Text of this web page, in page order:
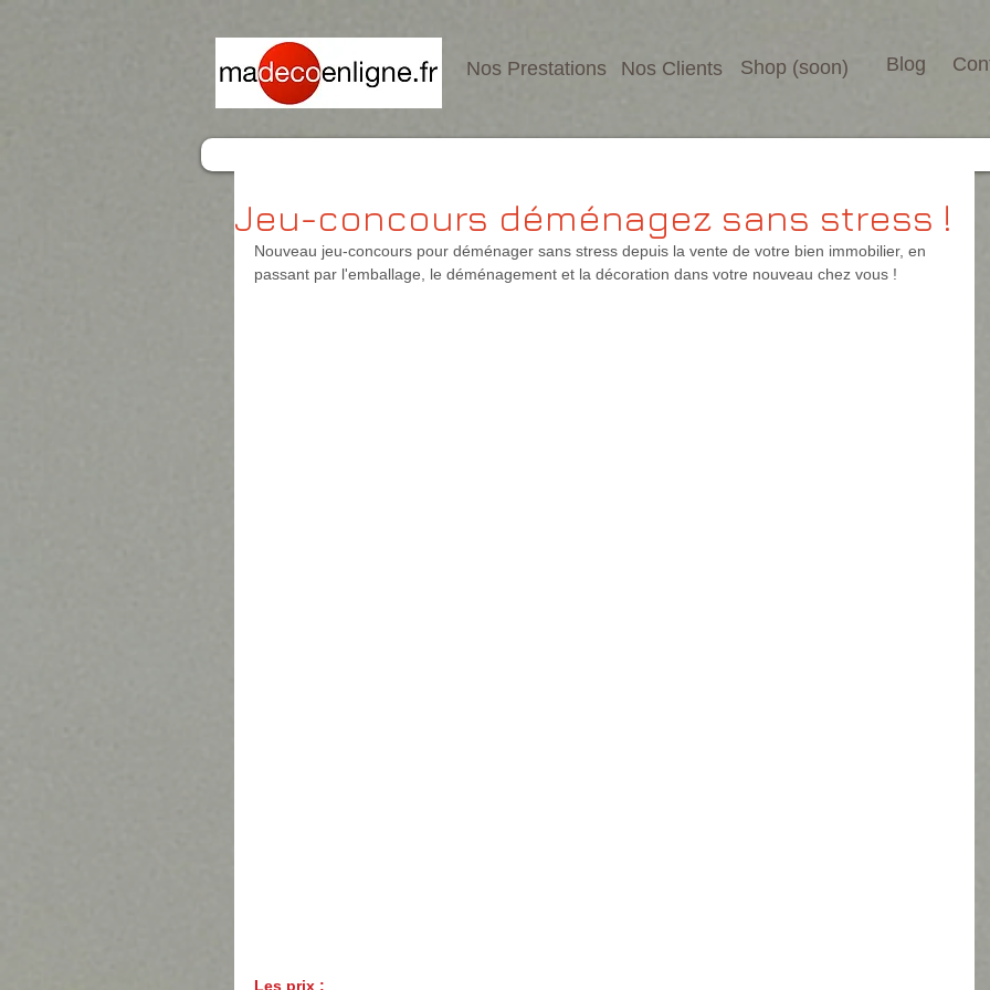
Nos Prestations Nos Clients Shop (soon) Blog
Jeu-concours déménagez sans stress !
Nouveau jeu-concours pour déménager sans stress depuis la vente de votre bien immobilier, en
passant par l'emballage, le déménagement et la décoration dans votre nouveau chez vous !
Les prix :